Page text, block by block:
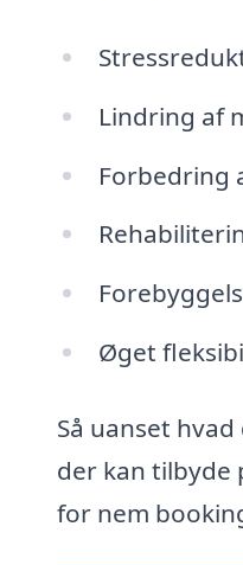
Lindring af
Forbedring
Øget
Så uanset
der kan tilbyde
for nem